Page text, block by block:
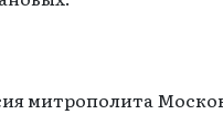
митрополита